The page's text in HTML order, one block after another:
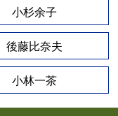
小杉余子
後藤比奈夫
小林一茶